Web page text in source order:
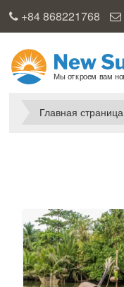
+84 868221768
Главная страница